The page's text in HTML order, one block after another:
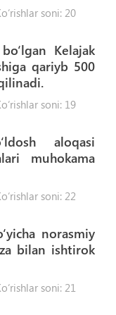
soni:20
Kelajak
qariyb 500
soni: 19
aloqasi
muhokama
soni:22
norasmiy
bilan ishtirok
soni:21